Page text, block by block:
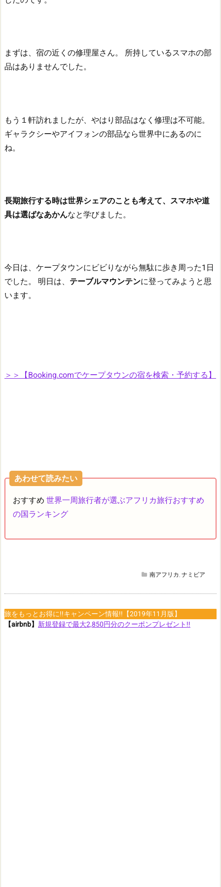
まずは、宿の近くの修理屋さん。
所持しているスマホの部
品はありませんでした。
もう１軒訪れましたが、やはり部品はなく修理は不可能。
ギャラクシーやアイフォンの部品なら世界中にあるのに
ね。
長期旅行する時は世界シェアのことも考えて、スマホや道
具は選ばなあかんなと学びました。
今日は、ケープタウンにビビりながら無駄に歩き周った1日
でした。
明日は、 テーブルマウンテンに登ってみようと思
います。
＞＞【Booking.comでケープタウンの宿を検索・予約する】
あわせて読みたい
おすすめ 世界一周旅行者が選ぶアフリカ旅行おすすめ
の国ランキング
南アフリカ , ナミビア
旅をもっとお得に!!キャンペーン情報!!【2019年11月版】
【airbnb】 新規登録で最大2,850円分のクーポンプレゼント!!